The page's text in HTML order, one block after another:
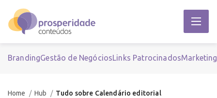
BrandingGestão de NegóciosLinks Patrocinados
Home Hub Tudo sobre Calendário editorial